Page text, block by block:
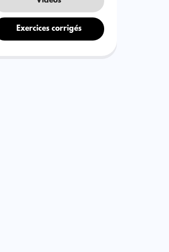
Exercices corrigés